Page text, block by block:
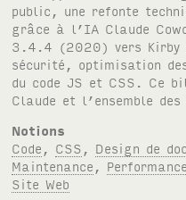
public, une refonte
grâce à l’IA Claude
3.4.4 (2020) vers Kirby
sécurité, optimisation
du code JS et CSS . Ce
Claude et l’ensemble
Notions
Code
CSS Design de
Maintenance
Performance
Site Web